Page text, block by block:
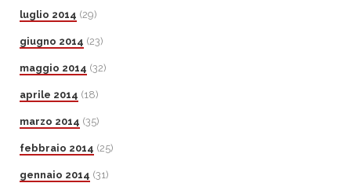
luglio 2014 (29)
giugno 2014 (23)
maggio 2014 (32)
aprile 2014 (18)
marzo 2014 (35)
febbraio 2014 (25)
gennaio 2014 (31)